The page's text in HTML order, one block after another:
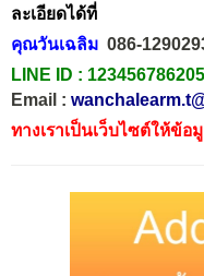
ละเอียดได้ที่
คุณวันเฉลิม 086-
LINE ID : 123456786205
Email :
ทางเราเป็นเว็บไซต์ให้ข้อ